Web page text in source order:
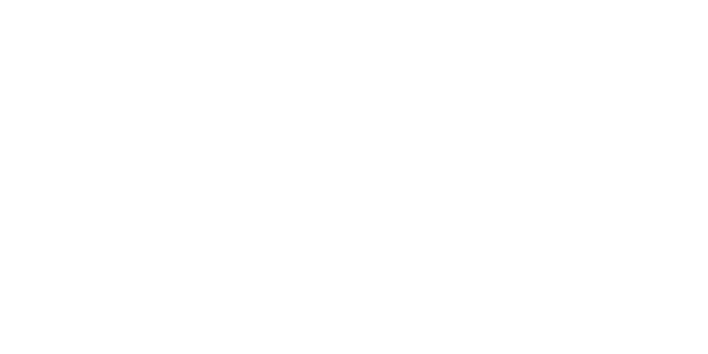
terasa, dětské hřiště, úschovna jízdních kol, vyhrazené parkoviště* (nutná rezervace předem, počet míst omezen), prádelna*, wi-fi
servis*
a rozkládacím gaučem pro 2 osoby, sociální zařízení se sprchou, balkon či malé francouzské okno
samostatným lůžkem, obývací pokoj s kuchyňským koutem a rozkládacím gaučem pro 2 osoby či rozkládací palandou, sociální zařízení se
s manželskou postelí a palandou, obývací pokoj s kuchyňským koutem a rozkládacím gaučem pro 2 osoby, 2x sociální zařízení se